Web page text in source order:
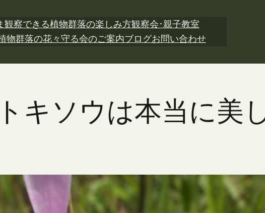
観察できる植物群落の楽しみ方観察会･親子教室
物群落の花々守る会のご案内ブログお問い合わせ
ソウは本当に美